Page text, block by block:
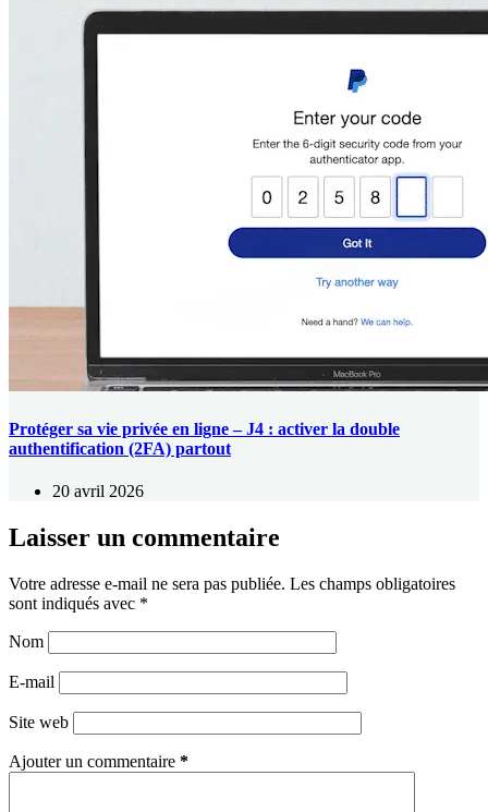
Protéger sa vie privée en ligne – J4 : activer la double
authentification (2FA) partout
20 avril 2026
Laisser un commentaire
Votre adresse e-mail ne sera pas publiée. Les champs obligatoires
sont indiqués avec *
Nom
E-mail
Site web
Ajouter un commentaire *